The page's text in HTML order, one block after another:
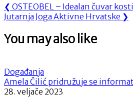
Navigacija
objava
❮ Previous
Post:
OSTEOBEL – Idealan čuvar
Next
Jutarnja Joga Aktivne Hrvatske ❯
You may also like
Događanja
Amela Čilić pridružuje se
28. veljače 2023